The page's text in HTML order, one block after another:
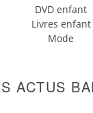
DVD enfant
Livres enfant
Mode
ACTUS